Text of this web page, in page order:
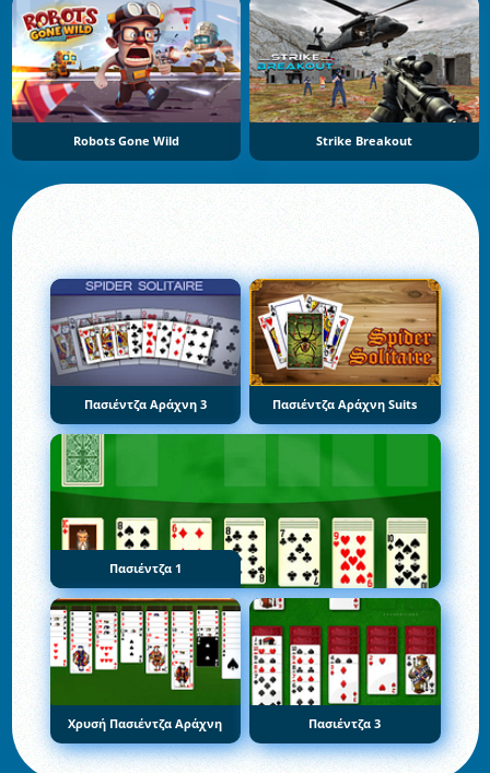
Robots Gone Wild Strike Breakout
Πασιέντζα Αράχνη 3 Πασιέντζα Αράχνη Suits
Πασιέντζα 1
Χρυσή Πασιέντζα Αράχνη Πασιέντζα 3